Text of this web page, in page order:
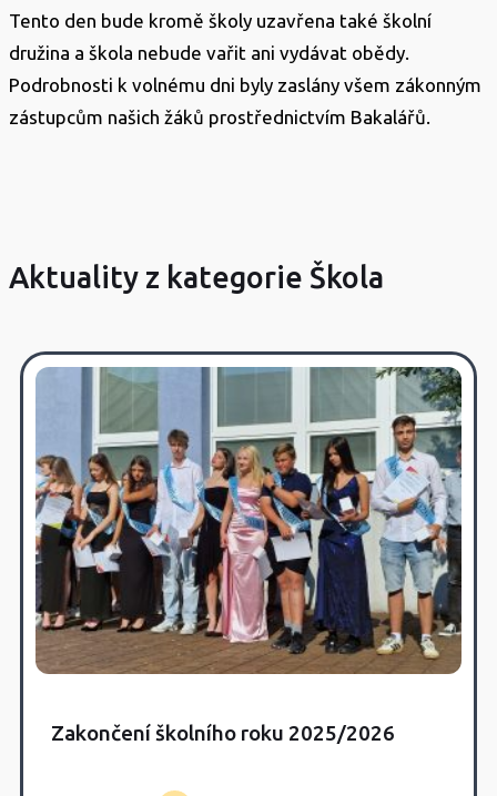
Tento den bude kromě školy uzavřena také školní
družina a škola nebude vařit ani vydávat obědy.
Podrobnosti k volnému dni byly zaslány všem zákonným
zástupcům našich žáků prostřednictvím Bakalářů.
Aktuality z kategorie Škola
Zakončení školního roku 2025/2026